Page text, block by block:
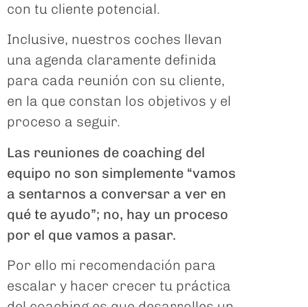
con tu cliente potencial.
Inclusive, nuestros coches llevan
una agenda claramente definida
para cada reunión con su cliente,
en la que constan los objetivos y el
proceso a seguir.
Las reuniones de coaching del
equipo no son simplemente “vamos
a sentarnos a conversar a ver en
qué te ayudo”; no, hay un proceso
por el que vamos a pasar.
Por ello mi recomendación para
escalar y hacer crecer tu práctica